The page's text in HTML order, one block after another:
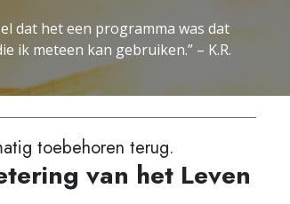
dat het een programma was dat
ik meteen kan gebruiken.” – K.R.
toebehoren terug.
van het Leven